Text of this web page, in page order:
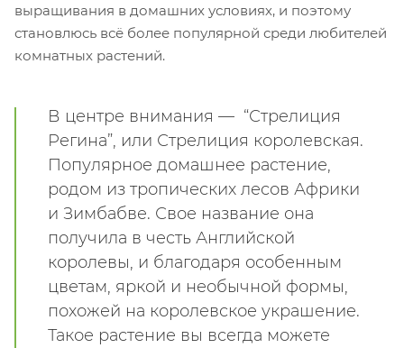
выращивания в домашних условиях, и поэтому
становлюсь всё более популярной среди любителей
комнатных растений.
В центре внимания — “Стрелиция
Регина”, или Стрелиция королевская.
Популярное домашнее растение,
родом из тропических лесов Африки
и Зимбабве. Свое название она
получила в честь Английской
королевы, и благодаря особенным
цветам, яркой и необычной формы,
похожей на королевское украшение.
Такое растение вы всегда можете